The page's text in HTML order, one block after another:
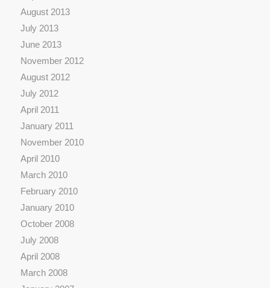
August 2013
July 2013
June 2013
November 2012
August 2012
July 2012
April 2011
January 2011
November 2010
April 2010
March 2010
February 2010
January 2010
October 2008
July 2008
April 2008
March 2008